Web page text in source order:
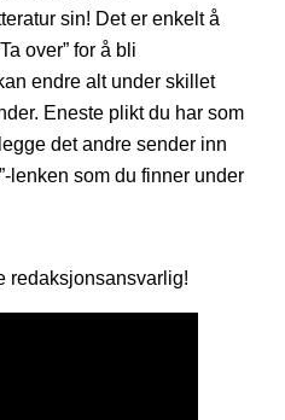
sin! Det er enkelt å
over” for å bli
endre alt under skillet
Eneste plikt du har som
det andre sender inn
lenken som du finner under
redaksjonsansvarlig!